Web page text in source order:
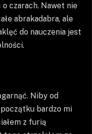
o czarach. Nawet nie
abrakadabra, ale
do nauczenia jest
Niby od
bardzo mi
z furią